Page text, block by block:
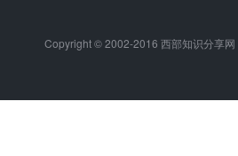
Copyright © 2002-2016 西部知识分享